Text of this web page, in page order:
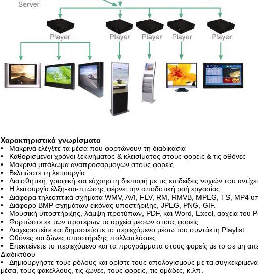
Χαρακτηριστικά γνωρίσματα
• Μακρινά ελέγξτε τα μέσα που φορτώνουν τη διαδικασία
• Καθορισμένοι χρόνοι ξεκινήματος & κλεισίματος στους φορείς & τις οθόνες
• Μακρινά μπάλωμα αναπροσαρμογών στους φορείς
• Βελτιώστε τη λειτουργία
• Διαισθητική, γραφική και εύχρηστη διεπαφή με τις επιδείξεις νυχιών του
• Η λειτουργία έλξη-και-πτώσης φέρνει την αποδοτική ροή εργασίας
• Διάφορα τηλεοπτικά σχήματα WMV, AVI, FLV, RM, RMVB, MPEG, TS, MP4
• Διάφορο BMP σχημάτων εικόνας υποστήριξης, JPEG, PNG, GIF.
• Μουσική υποστήριξης, λάμψη προτύπων, PDF, και Word, Excel, αρχεία του
• Φορτώστε εκ των προτέρων τα αρχεία μέσων στους φορείς
• Διαχειριστείτε και δημοσιεύστε το περιεχόμενο μέσω του συντάκτη Playlist
• Οθόνες και ζώνες υποστήριξης πολλαπλάσιες
• Επεκτείνετε το περιεχόμενο και τα προγράμματα στους φορείς με το σε μη
Διαδικτύου
• Δημιουργήστε τους ρόλους και ορίστε τους απολογισμούς με τα συγκεκριμένα
μέσα, τους φακέλλους, τις ζώνες, τους φορείς, τις ομάδες, κ.λπ.